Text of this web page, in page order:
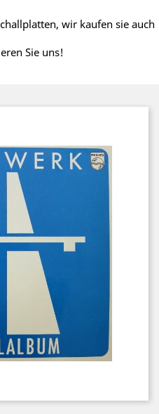
wir kaufen sie auch
Sie uns!